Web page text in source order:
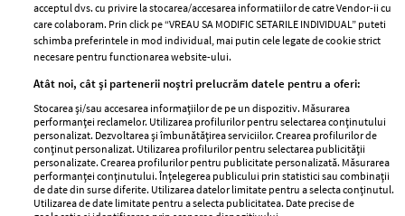
Abonamente
GSP
Unica
Baby
Retete
femei
Viva
Avantaje
Retete practice
acceptul dvs. cu privire la stocarea/accesarea informatiilor de catre Vendor-ii cu
care colaboram. Prin click pe “VREAU SA MODIFIC SETARILE INDIVIDUAL” puteti
schimba preferintele in mod individual, mai putin cele legate de cookie strict
necesare pentru functionarea website-ului.
Atât noi, cât și partenerii noștri prelucrăm datele pentru a oferi:
Stocarea și/sau accesarea informațiilor de pe un dispozitiv. Măsurarea
performanței reclamelor. Utilizarea profilurilor pentru selectarea conținutului
personalizat. Dezvoltarea și îmbunătățirea serviciilor. Crearea profilurilor de
conținut personalizat. Utilizarea profilurilor pentru selectarea publicității
personalizate. Crearea profilurilor pentru publicitate personalizată. Măsurarea
performanței conținutului. Înțelegerea publicului prin statistici sau combinații
de date din surse diferite. Utilizarea datelor limitate pentru a selecta conținutul.
Utilizarea de date limitate pentru a selecta publicitatea. Date precise de